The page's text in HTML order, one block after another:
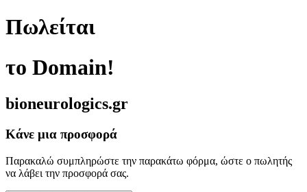
Πωλείται
το Domain!
bioneurologics.gr
Κάνε μια προσφορά
Παρακαλώ συμπληρώστε την παρακάτω φόρμα, ώστε ο πωλητής
να λάβει την προσφορά σας.